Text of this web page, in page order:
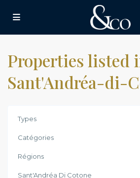
Properties listed
Sant'Andréa-di-
Types
Catégories
Régions
Sant'Andréa Di Cotone